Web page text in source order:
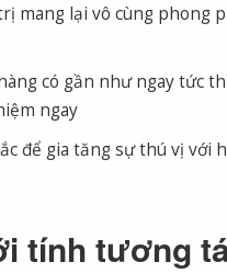
mang lại vô cùng phong
có gần như ngay tức
ngay
để gia tăng sự thú vị với
tính tương